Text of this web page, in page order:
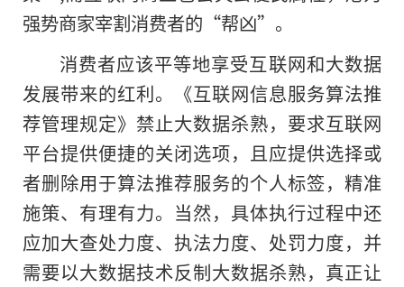
强势商家宰割消费者的“帮凶”。
消费者应该平等地享受互联网和大数据
发展带来的红利。《互联网信息服务算法推
荐管理规定》禁止大数据杀熟，要求互联网
平台提供便捷的关闭选项，且应提供选择或
者删除用于算法推荐服务的个人标签，精准
施策、有理有力。当然，具体执行过程中还
应加大查处力度、执法力度、处罚力度，并
需要以大数据技术反制大数据杀熟，真正让